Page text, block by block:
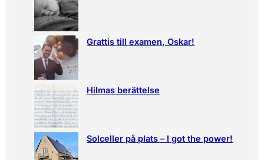
Grattis till examen, Oskar!
Hilmas berättelse
Solceller på plats – I got the power!